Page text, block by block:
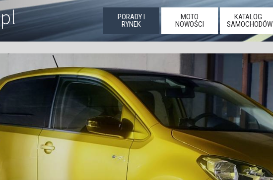
PORADY I
RYNEK
MOTO
NOWOŚCI
KATALOG
SAMOCHODÓW